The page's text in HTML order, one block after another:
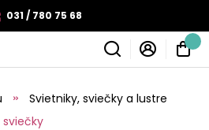
031 / 780 75 68
Svietniky, sviečky a lustre